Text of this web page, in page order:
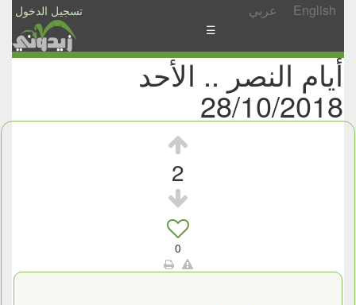
تسجيل الدخول عربي English
الأخبار
والمشاركات
☰
أيام النصر .. الأحد
28/10/2018
2
0